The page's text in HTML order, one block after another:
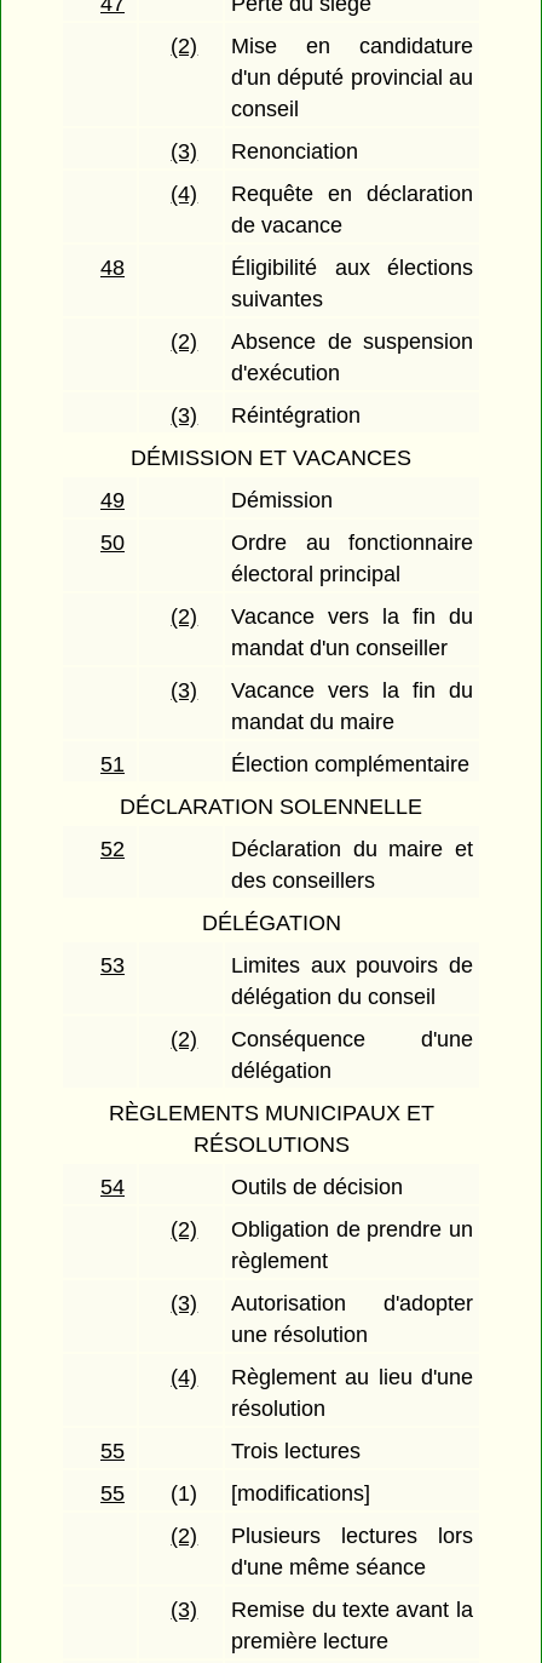
(2)
Mise en candidature
d'un député provincial au
conseil
(3)
Renonciation
(4)
Requête en déclaration
de vacance
48
Éligibilité aux élections
suivantes
(2)
Absence de suspension
d'exécution
(3)
Réintégration
DÉMISSION ET VACANCES
49
Démission
50
Ordre au fonctionnaire
électoral principal
(2)
Vacance vers la fin du
mandat d'un conseiller
(3)
Vacance vers la fin du
mandat du maire
51
Élection complémentaire
DÉCLARATION SOLENNELLE
52
Déclaration du maire et
des conseillers
DÉLÉGATION
53
Limites aux pouvoirs de
délégation du conseil
(2)
Conséquence d'une
délégation
RÈGLEMENTS MUNICIPAUX ET
RÉSOLUTIONS
54
Outils de décision
(2)
Obligation de prendre un
règlement
(3)
Autorisation d'adopter
une résolution
(4)
Règlement au lieu d'une
résolution
55
Trois lectures
55
(1)
[modifications]
(2)
Plusieurs lectures lors
d'une même séance
(3)
Remise du texte avant la
première lecture